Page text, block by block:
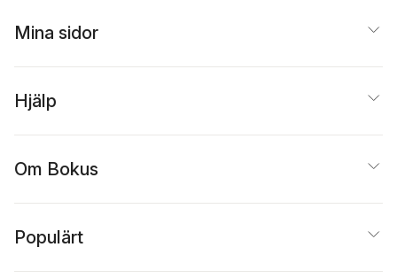
Mina sidor
Hjälp
Om Bokus
Populärt